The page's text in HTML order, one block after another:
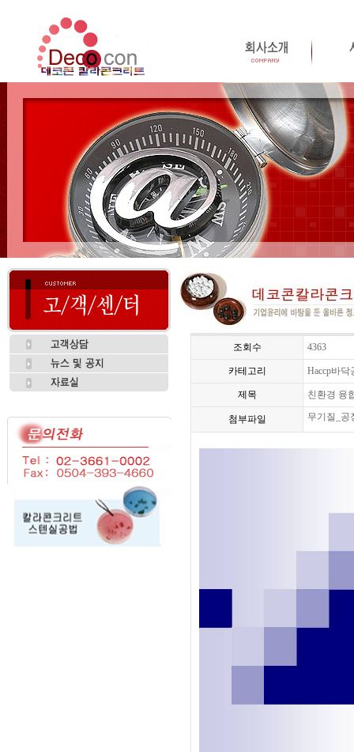
조회수 4363
카테고리 Haccp바닥
제목 친환경 융
첨부파일 무기질_공